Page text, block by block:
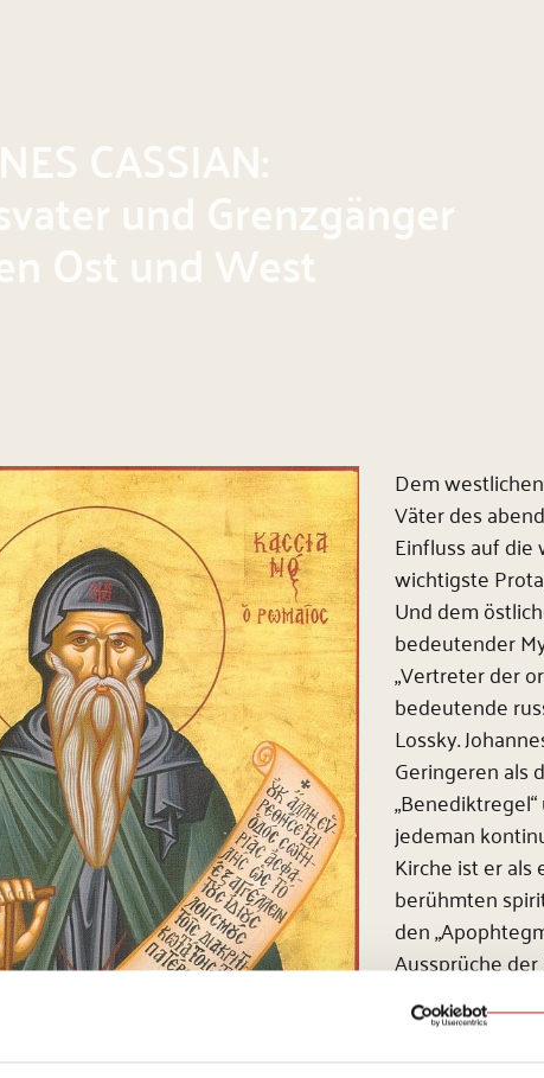
CASSIAN:
und Grenzgänger
Ost und West
Dem
Väter des
Einfluss auf
wichtigste
Und dem
bedeutender
„Vertreter der
bedeutende
Lossky.
Geringeren als
jedeman
Kirche ist er
berühmten
den
Aussprüche
Mönchtums,
sowie in der
der orthodoxen